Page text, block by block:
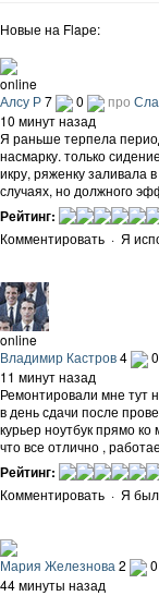
Новые на Flapе:
online
Алсу Р7 0 про
10 минут назад
Я раньше терпела
насмарку. только
икру, ряженку заливала
случаях, но должного
Рейтинг:
Комментировать · Я
online
Владимир Кастров4 0
11 минут назад
Ремонтировали мне тут
в день сдачи после
курьер ноутбук прямо
что все отлично ,
Рейтинг:
Комментировать · Я был
Мария Железнова 2 0
44 минуты назад